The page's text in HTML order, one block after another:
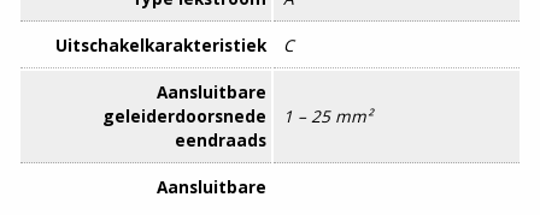
Uitschakelkarakteristiek C
Aansluitbare
geleiderdoorsnede
eendraads
1 – 25 mm²
Aansluitbare